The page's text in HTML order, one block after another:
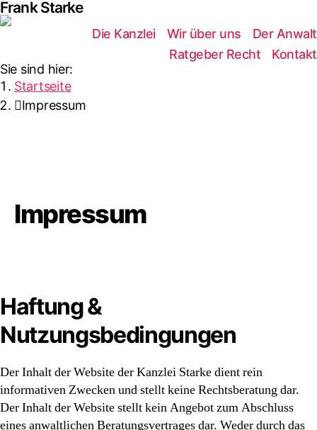
Frank Starke
Die Kanzlei Wir über uns
Der Anwalt
Ratgeber Recht
Kontakt
Sie sind hier:
Startseite
Impressum
Impressum
Haftung &
Nutzungsbedingungen
Der Inhalt der Website der Kanzlei Starke dient rein
informativen Zwecken und stellt keine Rechtsberatung dar.
Der Inhalt der Website stellt kein Angebot zum Abschluss
eines anwaltlichen Beratungsvertrages dar. Weder durch das